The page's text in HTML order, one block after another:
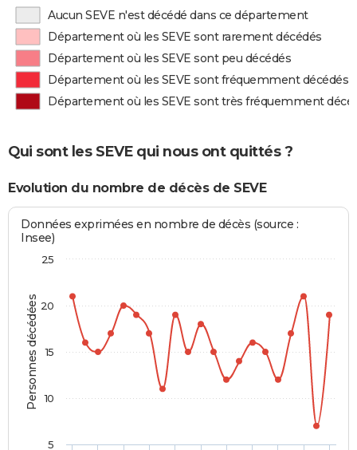
Aucun SEVE n'est décédé dans ce département
Département où les SEVE sont rarement décédés
Département où les SEVE sont peu décédés
Département où les SEVE sont fréquemment décédés
Département où les SEVE sont très fréquemment
Qui sont les SEVE qui nous ont quittés ?
Evolution du nombre de décès de SEVE
Personnes décédées
Données exprimées en nombre de décès (source :
Insee)
5
10
15
20
25